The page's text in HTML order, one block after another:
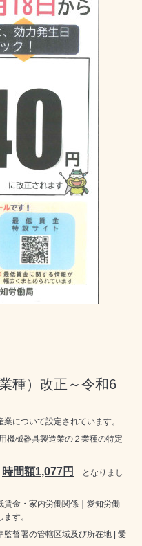
種）改正～令和6
について設定されています。
機械器具製造業の２業種の特定
時間額1,077円
となりまし
賃金・家内労働関係｜愛知労働
す。
監督署の管轄区域及び所在地 | 愛